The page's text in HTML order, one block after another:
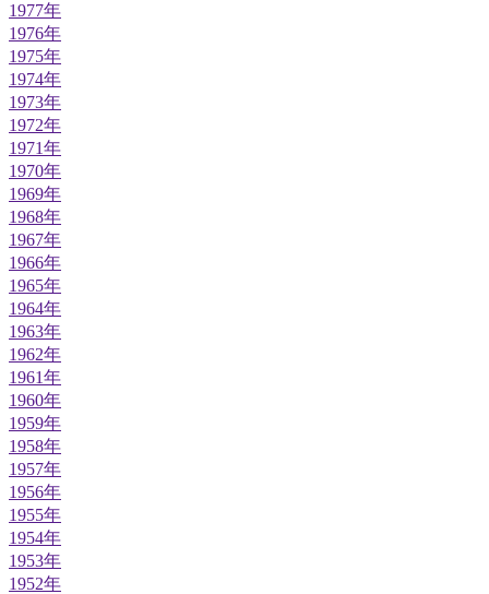
1977年
1976年
1975年
1974年
1973年
1972年
1971年
1970年
1969年
1968年
1967年
1966年
1965年
1964年
1963年
1962年
1961年
1960年
1959年
1958年
1957年
1956年
1955年
1954年
1953年
1952年